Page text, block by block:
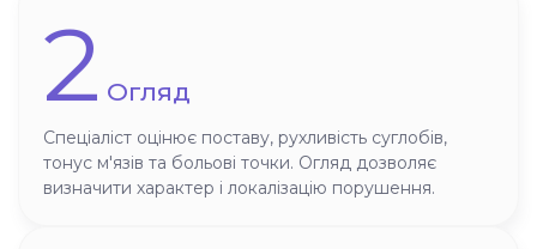
2 Огляд
Спеціаліст оцінює поставу, рухливість суглобів,
тонус м'язів та больові точки. Огляд дозволяє
визначити характер і локалізацію порушення.